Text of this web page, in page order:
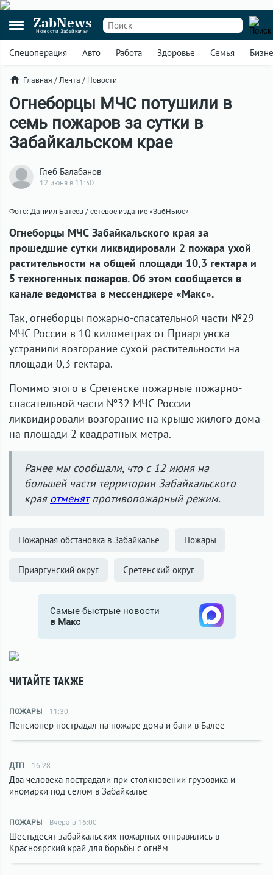
ZabNews
Новости Забайкалья
Спецоперация Авто Работа Здоровье Семья
Главная / Лента / Новости
Огнеборцы МЧС потушили в
семь пожаров за сутки в
Забайкальском крае
Глеб Балабанов
12 июня в 11:30
Фото: Даниил Батеев / сетевое издание «ЗабНьюс»
Огнеборцы МЧС Забайкальского края за
прошедшие сутки ликвидировали 2 пожара ухой
растительности на общей площади 10,3 гектара и
5 техногенных пожаров. Об этом сообщается в
канале ведомства в мессенджере «Макс».
Так, огнеборцы пожарно-спасательной части №29
МЧС России в 10 километрах от Приаргунска
устранили возгорание сухой растительности на
площади 0,3 гектара.
Помимо этого в Сретенске пожарные пожарно-
спасательной части №32 МЧС России
ликвидировали возгорание на крыше жилого дома
на площади 2 квадратных метра.
Ранее мы сообщали, что с 12 июня на
большей части территории Забайкальского
края отменятпротивопожарный режим.
Пожарная обстановка в Забайкалье Пожары
Приаргунский округ Сретенский округ
Самые быстрые новости
в Макс
ЧИТАЙТЕ ТАКЖЕ
ПОЖАРЫ 11:30
Пенсионер пострадал на пожаре дома и бани в Балее
ДТП 16:28
Два человека пострадали при столкновении грузовика и
иномарки под селом в Забайкалье
ПОЖАРЫ Вчера в 16:00
Шестьдесят забайкальских пожарных отправились в
Красноярский край для борьбы с огнём